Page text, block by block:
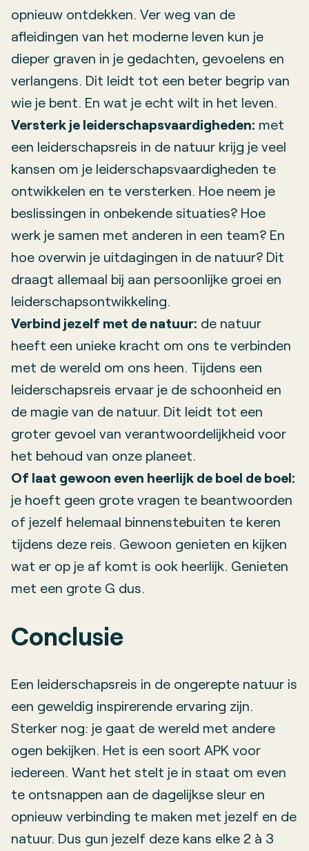
opnieuw ontdekken. Ver weg van de
afleidingen van het moderne leven kun je
dieper graven in je gedachten, gevoelens en
verlangens. Dit leidt tot een beter begrip van
wie je bent. En wat je echt wilt in het leven.
Versterk je leiderschapsvaardigheden: met
een leiderschapsreis in de natuur krijg je veel
kansen om je leiderschapsvaardigheden te
ontwikkelen en te versterken. Hoe neem je
beslissingen in onbekende situaties? Hoe
werk je samen met anderen in een team? En
hoe overwin je uitdagingen in de natuur? Dit
draagt allemaal bij aan persoonlijke groei en
leiderschapsontwikkeling.
Verbind jezelf met de natuur: de natuur
heeft een unieke kracht om ons te verbinden
met de wereld om ons heen. Tijdens een
leiderschapsreis ervaar je de schoonheid en
de magie van de natuur. Dit leidt tot een
groter gevoel van verantwoordelijkheid voor
het behoud van onze planeet.
Of laat gewoon even heerlijk de boel de boel:
je hoeft geen grote vragen te beantwoorden
of jezelf helemaal binnenstebuiten te keren
tijdens deze reis. Gewoon genieten en kijken
wat er op je af komt is ook heerlijk. Genieten
met een grote G dus.
Conclusie
Een leiderschapsreis in de ongerepte natuur is
een geweldig inspirerende ervaring zijn.
Sterker nog: je gaat de wereld met andere
ogen bekijken. Het is een soort APK voor
iedereen. Want het stelt je in staat om even
te ontsnappen aan de dagelijkse sleur en
opnieuw verbinding te maken met jezelf en de
natuur. Dus gun jezelf deze kans elke 2 à 3